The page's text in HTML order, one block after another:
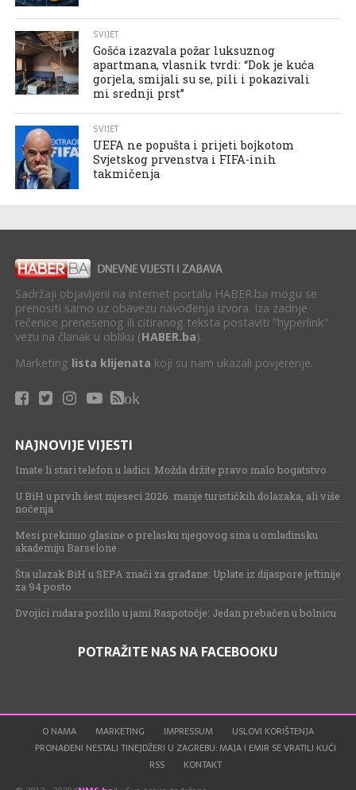
SVIJET
Gošća izazvala požar luksuznog
apartmana, vlasnik tvrdi: “Dok je kuća
gorjela, smijali su se, pili i pokazivali
mi srednji prst”
SVIJET
UEFA ne popušta i prijeti bojkotom
Svjetskog prvenstva i FIFA-inih
takmičenja
Sadržaji objavljeni na internet portalu HABER.ba mogu se
prenositi samo uz obavezu navođenja izvora. Iza zadnje
rečenice prenesenog ili citiranog teksta postaviti "hyperlink"
vezu na članak u obliku (HABER.ba).
Marketing lista klijenata koji su nam ukazali povjerenje.
ok
NAJNOVIJE VIJESTI
Imate li stari telefon u ladici: Možda držite pravo malo bogatstvo
U BiH u prvih šest mjeseci 2026. manje turističkih dolazaka, ali više
noćenja
Mesi prekinuo glasine o prelasku njegovog sina u omladinsku
akademiju Barselone
Šta ulazak BiH u SEPA znači za građane: Uplate iz dijaspore jeftinije
za 94 posto
Dvojici rudara pozlilo u jami Raspotočje: Jedan prebačen u bolnicu
POTRAŽITE NAS NA FACEBOOKU
O NAMA MARKETING IMPRESSUM
USLOVI KORIŠTENJA
PRONAĐENI NESTALI TINEJDŽERI U ZAGREBU: MAJA I EMIR SE VRATILI KUĆI
RSS
KONTAKT